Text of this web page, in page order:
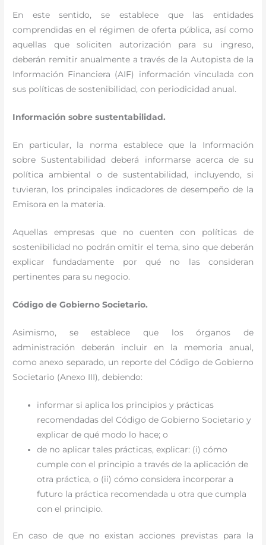
En este sentido, se establece que las entidades
comprendidas en el régimen de oferta pública, así como
aquellas que soliciten autorización para su ingreso,
deberán remitir anualmente a través de la Autopista de la
Información Financiera (AIF) información vinculada con
sus políticas de sostenibilidad, con periodicidad anual.
Información sobre sustentabilidad.
En particular, la norma establece que la Información
sobre Sustentabilidad deberá informarse acerca de su
política ambiental o de sustentabilidad, incluyendo, si
tuvieran, los principales indicadores de desempeño de la
Emisora en la materia.
Aquellas empresas que no cuenten con políticas de
sostenibilidad no podrán omitir el tema, sino que deberán
explicar fundadamente por qué no las consideran
pertinentes para su negocio.
Código de Gobierno Societario.
Asimismo, se establece que los órganos de
administración deberán incluir en la memoria anual,
como anexo separado, un reporte del Código de Gobierno
Societario (Anexo III), debiendo:
informar si aplica los principios y prácticas
recomendadas del Código de Gobierno Societario y
explicar de qué modo lo hace; o
de no aplicar tales prácticas, explicar: (i) cómo
cumple con el principio a través de la aplicación de
otra práctica, o (ii) cómo considera incorporar a
futuro la práctica recomendada u otra que cumpla
con el principio.
En caso de que no existan acciones previstas para la